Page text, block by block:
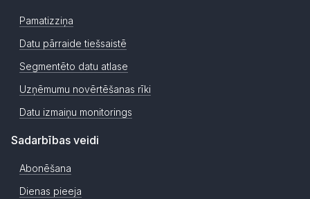
Pamatizziņa
Datu pārraide tiešsaistē
Segmentēto datu atlase
Uzņēmumu novērtēšanas rīki
Datu izmaiņu monitorings
Sadarbības veidi
Abonēšana
Dienas pieeja